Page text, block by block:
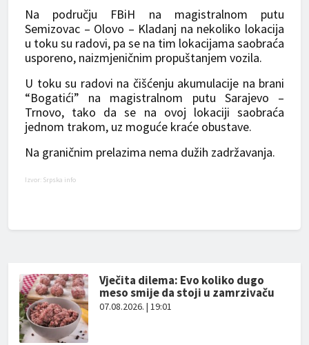
Na području FBiH na magistralnom putu
Semizovac – Olovo – Kladanj na nekoliko lokacija
u toku su radovi, pa se na tim lokacijama saobraća
usporeno, naizmjeničnim propuštanjem vozila.
U toku su radovi na čišćenju akumulacije na brani
“Bogatići” na magistralnom putu Sarajevo –
Trnovo, tako da se na ovoj lokaciji saobraća
jednom trakom, uz moguće kraće obustave.
Na graničnim prelazima nema dužih zadržavanja.
Izvor: Srpska info
Vječita dilema: Evo koliko dugo
meso smije da stoji u zamrzivaču
07.08.2026. | 19:01